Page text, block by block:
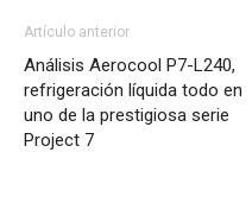
Artículo anterior
Análisis Aerocool P7-L240,
refrigeración líquida todo en
uno de la prestigiosa serie
Project 7